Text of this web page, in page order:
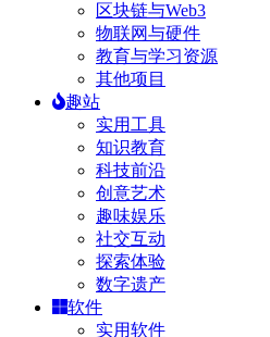
区块链与Web3
物联网与硬件
教育与学习资源
其他项目
趣站
实用工具
知识教育
科技前沿
创意艺术
趣味娱乐
社交互动
探索体验
数字遗产
软件
实用软件